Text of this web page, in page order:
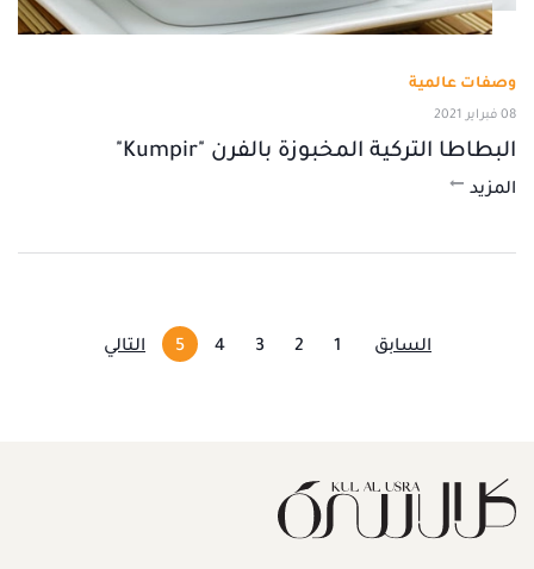
وصفات عالمية
08 فبراير 2021
البطاطا التركية المخبوزة بالفرن "Kumpir"
المزيد
السابق 1
2
3
4
5 التالي